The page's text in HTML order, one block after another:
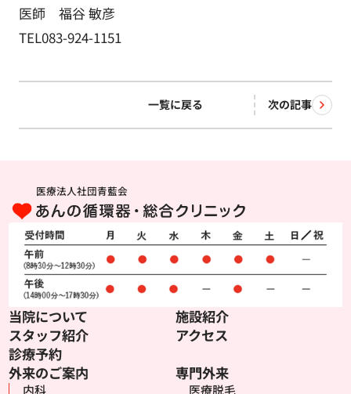
医師 福谷 敏彦
TEL083-924-1151
一覧に戻る 次の記事
医療法人社団青藍会
当院について
施設紹介
スタッフ紹介
アクセス
診療予約
外来のご案内
内科
専門外来
医療脱毛